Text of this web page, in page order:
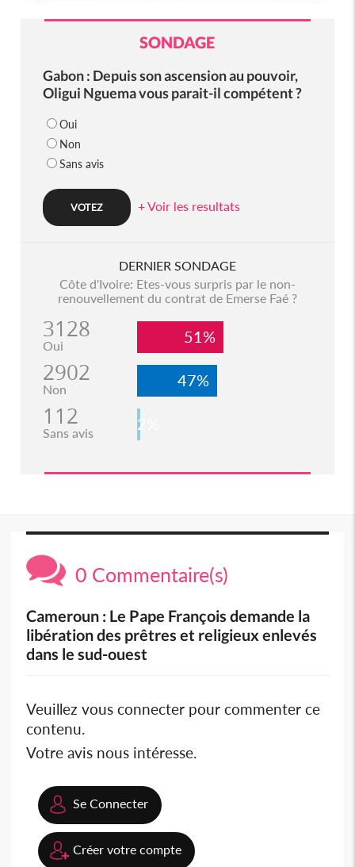
SONDAGE
Gabon : Depuis son ascension au pouvoir,
Oligui Nguema vous parait-il compétent ?
Oui
Non
Sans avis
+ Voir les resultats
DERNIER SONDAGE
Côte d'Ivoire: Etes-vous surpris par le non-
renouvellement du contrat de Emerse Faé ?
3128
Oui 51%
2902
Non 47%
112
Sans avis 2%
0 Commentaire(s)
Cameroun : Le Pape François demande la
libération des prêtres et religieux enlevés
dans le sud-ouest
Veuillez vous connecter pour commenter ce
contenu.
Votre avis nous intéresse.
Se Connecter
Créer votre compte